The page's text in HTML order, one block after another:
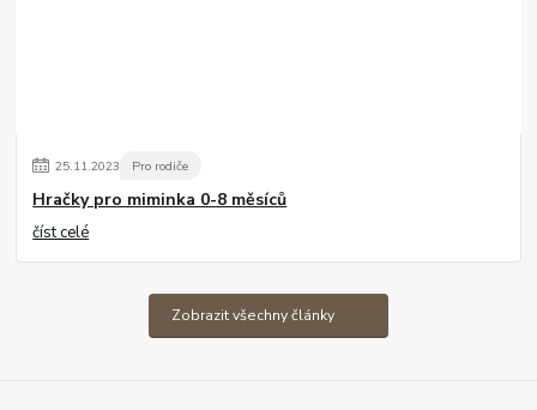
25.11.2023 Pro rodiče
Hračky pro miminka 0-8 měsíců
číst celé
Zobrazit všechny články